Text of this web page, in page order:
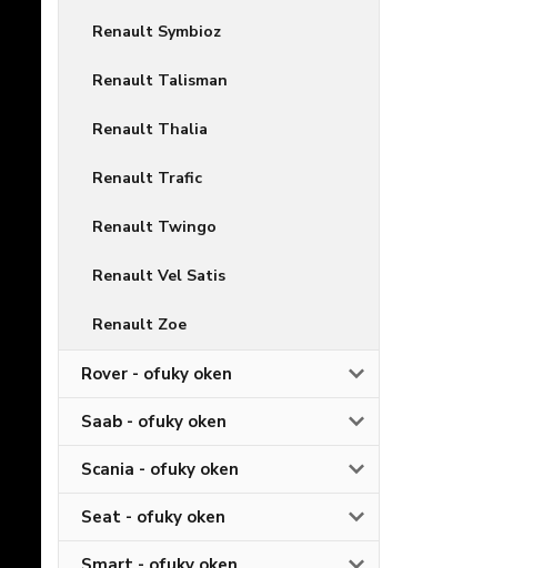
Renault Symbioz
Renault Talisman
Renault Thalia
Renault Trafic
Renault Twingo
Renault Vel Satis
Renault Zoe
Rover - ofuky oken
Saab - ofuky oken
Scania - ofuky oken
Seat - ofuky oken